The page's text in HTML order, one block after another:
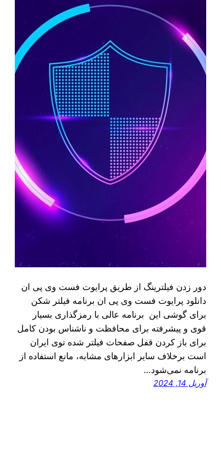
دور زدن فیلترینگ از طریق پرایوت فست وی پی ان
دانلود پرایوت فست وی پی ان برنامه فیلتر شکن
برای گوشی این برنامه عالی با رمزگذاری بسیار
قوی و پیشرفته برای محافظت و ناشناس بودن کامل
برای باز کردن قفل صفحات فیلتر شده توی ایران
است برخلاف سایر ابزارهای مشابه، مانع استفاده از
برنامه نمی‌شود…
آوریل 14, 2024